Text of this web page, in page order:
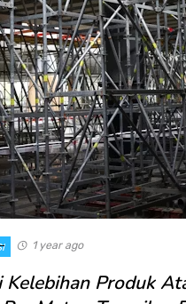
1 year ago
Kelebihan Produk